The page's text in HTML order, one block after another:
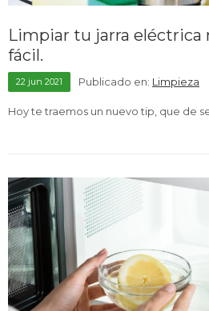
Limpiar tu jarra eléctrica
fácil.
22 jun 2021 Publicado en: Limpieza
Hoy te traemos un nuevo tip, que de